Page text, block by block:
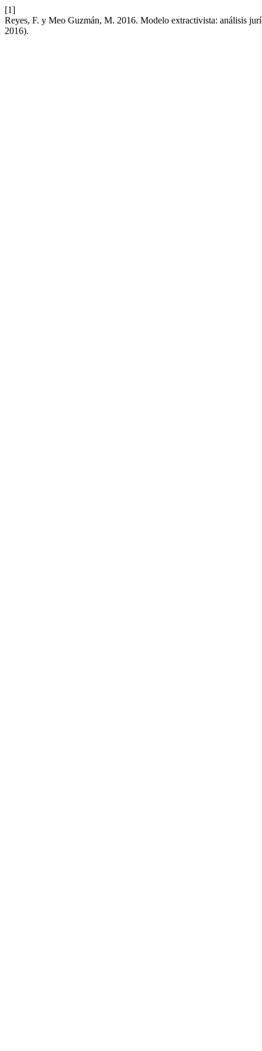
[1]
Reyes, F. y Meo Guzmán, M. 2016. Modelo extractivista: análisis
2016).